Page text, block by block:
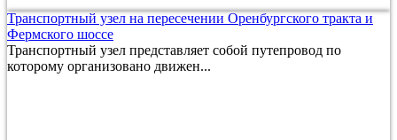
Транспортный узел на пересечении Оренбургского тракта и
Фермского шоссе
Транспортный узел представляет собой путепровод по
которому организовано движен...